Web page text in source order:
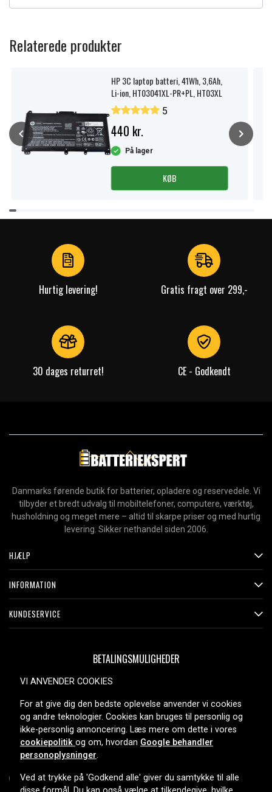
Relaterede produkter
HP 3C laptop batteri, 41Wh, 3,6Ah,
Li-ion, HT03041XL-PR+PL, HT03XL
5
440 kr.
På lager
KØB
Item
1
Hurtig levering! Gratis fragt over 299,-
30 dages returret! CE - Godkendt
Danmarks førende butik for batterier, opladere og reservedele. Vi
tilbyder et bredt udvalg til mobiltelefoner, computere, værktøj,
husholdning og meget mere – altid til skarpe priser og med hurtig
levering. Sikker nethandel siden 2006.
HJÆLP
INFORMATION
KUNDESERVICE
BETALINGSMULIGHEDER
LEVERINGSMULIGHEDER
VI ANVENDER COOKIES
For at give dig den bedste oplevelse anvender vi cookies
og andre teknologier. Cookies kan bruges til personlig og
ikke-personlig annoncering. Læs mere om dette i vores
cookiepolitik og om, hvordan Google behandler
personoplysninger.
Ved at trykke på 'Godkend alle' giver du samtykke til alle